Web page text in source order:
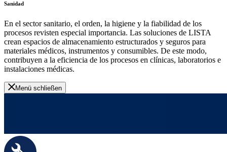
Sanidad
En el sector sanitario, el orden, la higiene y la fiabilidad de los
procesos revisten especial importancia. Las soluciones de LISTA
crean espacios de almacenamiento estructurados y seguros para
materiales médicos, instrumentos y consumibles. De este modo,
contribuyen a la eficiencia de los procesos en clínicas, laboratorios e
instalaciones médicas.
Menü schließen